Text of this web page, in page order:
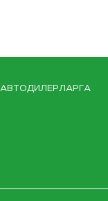
АВТОДИЛЕРЛАРГА